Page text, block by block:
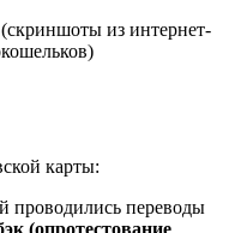
из интернет-
карты:
проводились переводы
(опротестование